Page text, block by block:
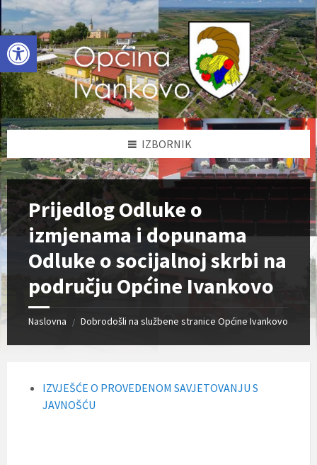
Open toolbar
Skip
to
content
Skip
to
left
sidebar
Skip
to
footer
IZBORNIK
Prijedlog Odluke o
izmjenama i dopunama
Odluke o socijalnoj skrbi na
području Općine Ivankovo
Naslovna / Dobrodošli na službene stranice Općine Ivankovo
IZVJEŠĆE O PROVEDENOM SAVJETOVANJU S
JAVNOŠĆU